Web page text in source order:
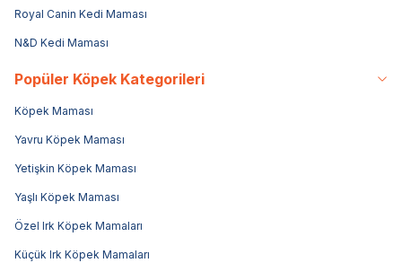
Royal Canin Kedi Maması
N&D Kedi Maması
Popüler Köpek Kategorileri
Köpek Maması
Yavru Köpek Maması
Yetişkin Köpek Maması
Yaşlı Köpek Maması
Özel Irk Köpek Mamaları
Küçük Irk Köpek Mamaları